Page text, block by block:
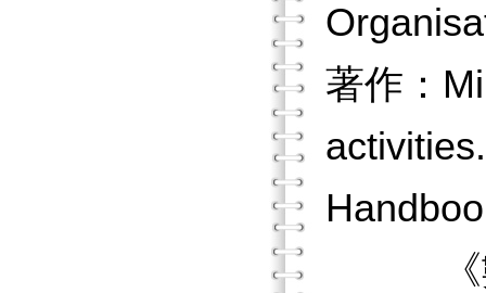
著作：
《數